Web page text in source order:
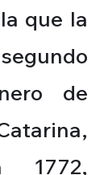
que la
de
1772,